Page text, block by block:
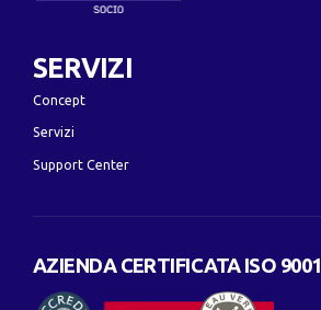
SERVIZI
Concept
Servizi
Support Center
AZIENDA CERTIFICATA ISO 9001